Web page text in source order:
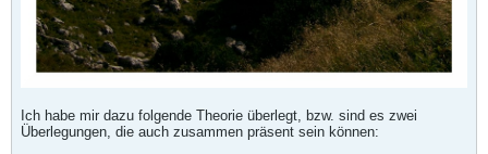
Ich habe mir dazu folgende Theorie überlegt, bzw. sind es zwei
Überlegungen, die auch zusammen präsent sein können: